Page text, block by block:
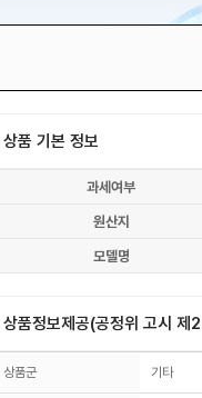
상품 기본 정보
과세여부
원산지
모델명
상품정보제공(공정위 고시
상품군 기타